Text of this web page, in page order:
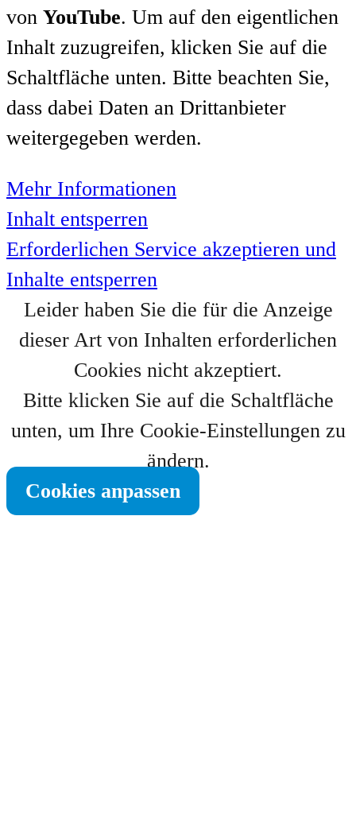
von YouTube. Um auf den eigentlichen
Inhalt zuzugreifen, klicken Sie auf die
Schaltfläche unten. Bitte beachten Sie,
dass dabei Daten an Drittanbieter
weitergegeben werden.
Mehr Informationen
Inhalt entsperren
Erforderlichen Service akzeptieren und
Inhalte entsperren
Leider haben Sie die für die Anzeige
dieser Art von Inhalten erforderlichen
Cookies nicht akzeptiert.
Bitte klicken Sie auf die Schaltfläche
unten, um Ihre Cookie-Einstellungen zu
ändern.
Cookies anpassen